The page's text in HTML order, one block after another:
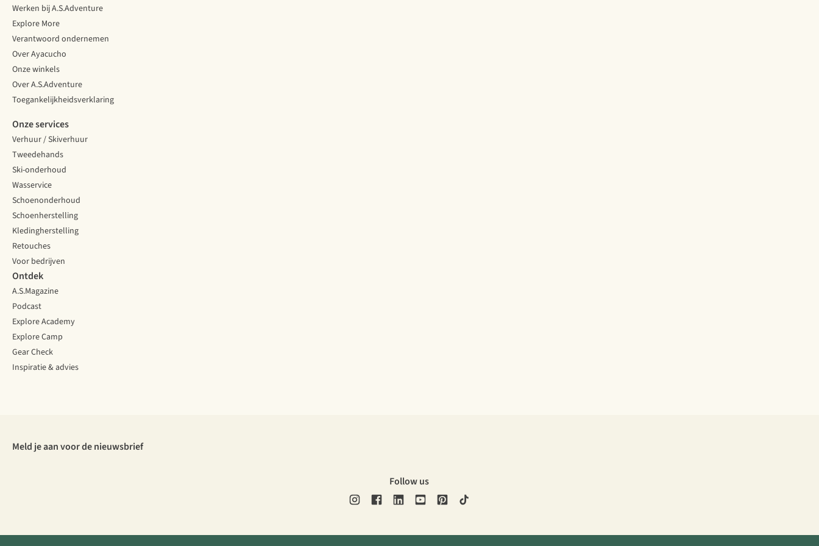
Werken bij A.S.Adventure
Explore More
Verantwoord ondernemen
Over Ayacucho
Onze winkels
Over A.S.Adventure
Toegankelijkheidsverklaring
Onze services
Verhuur / Skiverhuur
Tweedehands
Ski-onderhoud
Wasservice
Schoenonderhoud
Schoenherstelling
Kledingherstelling
Retouches
Voor bedrijven
Ontdek
A.S.Magazine
Podcast
Explore Academy
Explore Camp
Gear Check
Inspiratie & advies
Meld je aan voor de nieuwsbrief
Follow us